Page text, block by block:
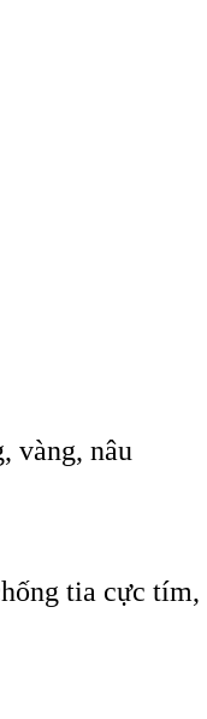
vàng, nâu
tia cực tím,